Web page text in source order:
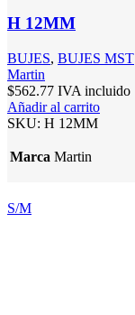
H 12MM
BUJES, BUJES MST
Martin
$562.77 IVA incluido
Añadir al carrito
SKU: H 12MM
Marca Martin
S/M